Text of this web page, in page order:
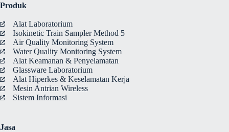
Produk
Alat Laboratorium
Isokinetic Train Sampler Method 5
Air Quality Monitoring System
Water Quality Monitoring System
Alat Keamanan & Penyelamatan
Glassware Laboratorium
Alat Hiperkes & Keselamatan Kerja
Mesin Antrian Wireless
Sistem Informasi
Jasa